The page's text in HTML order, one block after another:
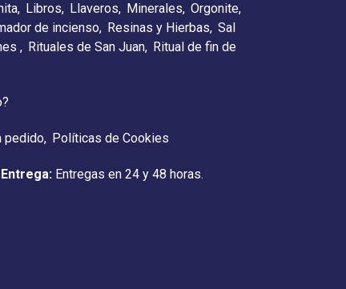
Libros Llaveros Minerales Orgonite
de incienso Resinas y Hierbas Sal
Rituales de San Juan Ritual de fin de
pedido Políticas de Cookies
Entregas en 24 y 48 horas.